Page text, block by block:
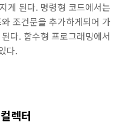
게 된다. 명령형 코드에서는
조건문을 추가하게되어 가
다. 함수형 프로그래밍에서
다.
렉터